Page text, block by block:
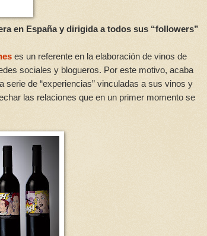
en España y dirigida a todos sus “followers”
es un referente en la elaboración de vinos de
sociales y blogueros. Por este motivo, acaba
serie de “experiencias” vinculadas a sus vinos y
las relaciones que en un primer momento se